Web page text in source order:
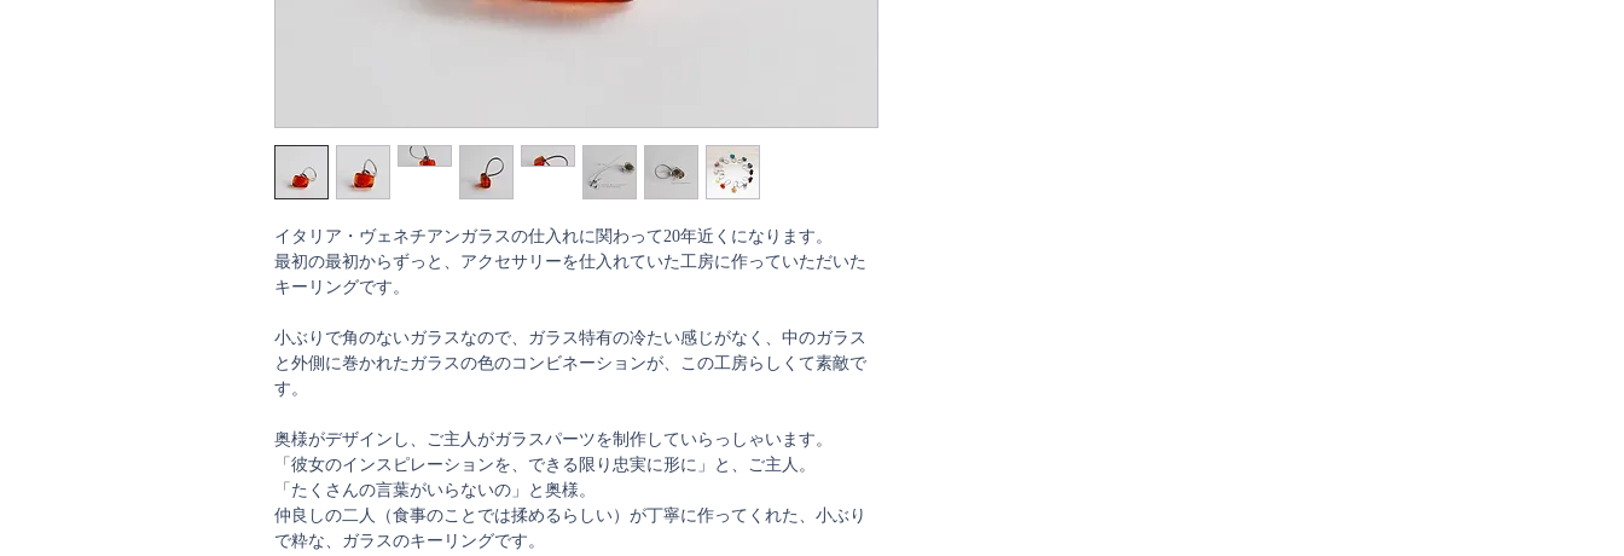
イタリア・ヴェネチアンガラスの仕入れに関わって20年近くになります。
最初の最初からずっと、アクセサリーを仕入れていた工房に作っていただいた
キーリングです。
小ぶりで角のないガラスなので、ガラス特有の冷たい感じがなく、中のガラス
と外側に巻かれたガラスの色のコンビネーションが、この工房らしくて素敵で
す。
奥様がデザインし、ご主人がガラスパーツを制作していらっしゃいます。
「彼女のインスピレーションを、できる限り忠実に形に」と、ご主人。
「たくさんの言葉がいらないの」と奥様。
仲良しの二人（食事のことでは揉めるらしい）が丁寧に作ってくれた、小ぶり
で粋な、ガラスのキーリングです。